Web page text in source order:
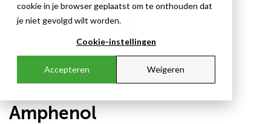
cookie in je browser geplaatst om te onthouden dat
je niet gevolgd wilt worden.
Cookie-instellingen
Accepteren Weigeren
Amphenol